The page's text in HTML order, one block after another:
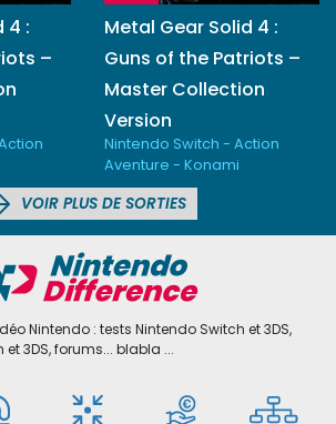
4 :
–
Metal Gear Solid 4 :
Guns of the Patriots –
Master Collection
Version
Nintendo Switch - Action
Aventure - Konami
VOIR PLUS DE SORTIES
Nintendo : tests Nintendo Switch et 3DS,
3DS, forums... blabla ...